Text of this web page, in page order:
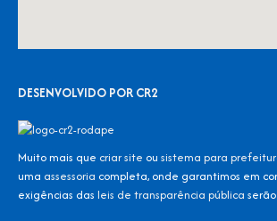
DESENVOLVIDO POR CR2
Muito mais que criar site ou sistema para
uma assessoria completa, onde garantimos em
exigências das leis de transparência pública